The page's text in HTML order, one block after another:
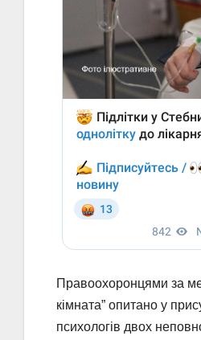
Правоохоронцями за
кімната” опитано у
психологів двох